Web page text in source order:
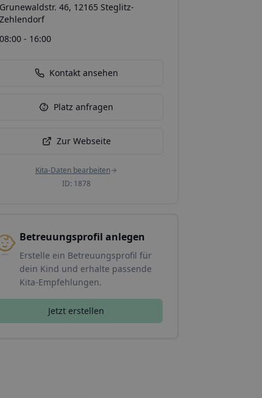
Grunewaldstr. 46, 12165 Steglitz-
Zehlendorf
- 16:00
Kontakt ansehen
Platz anfragen
Zur Webseite
Kita-Daten bearbeiten
ID: 1878
Betreuungsprofil anlegen
Erstelle ein Betreuungsprofil für
dein Kind und erhalte passende
Kita-Empfehlungen.
Jetzt erstellen